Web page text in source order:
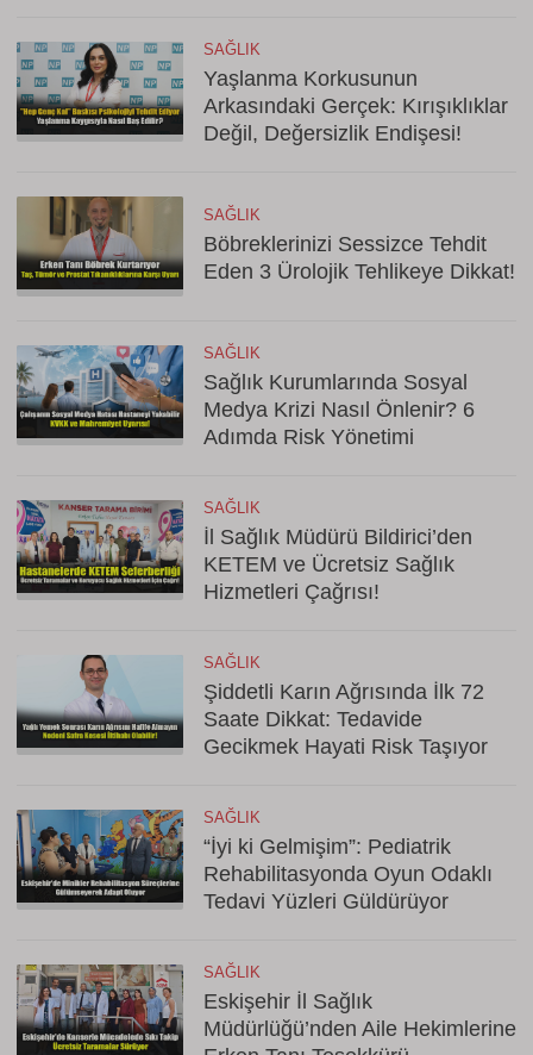
SAĞLIK
Yaşlanma Korkusunun
Arkasındaki Gerçek: Kırışıklıklar
Değil, Değersizlik Endişesi!
SAĞLIK
Böbreklerinizi Sessizce Tehdit
Eden 3 Ürolojik Tehlikeye Dikkat!
SAĞLIK
Sağlık Kurumlarında Sosyal
Medya Krizi Nasıl Önlenir? 6
Adımda Risk Yönetimi
SAĞLIK
İl Sağlık Müdürü Bildirici’den
KETEM ve Ücretsiz Sağlık
Hizmetleri Çağrısı!
SAĞLIK
Şiddetli Karın Ağrısında İlk 72
Saate Dikkat: Tedavide
Gecikmek Hayati Risk Taşıyor
SAĞLIK
“İyi ki Gelmişim”: Pediatrik
Rehabilitasyonda Oyun Odaklı
Tedavi Yüzleri Güldürüyor
SAĞLIK
Eskişehir İl Sağlık
Müdürlüğü’nden Aile Hekimlerine